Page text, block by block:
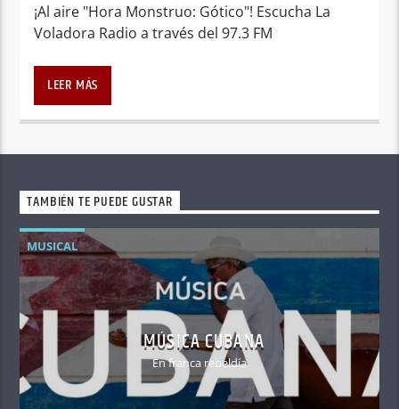
¡Al aire "Hora Monstruo: Gótico"! Escucha La
Voladora Radio a través del 97.3 FM
LEER MÁS
TAMBIÉN TE PUEDE GUSTAR
MUSICAL
MÚSICA CUBANA
En franca rebeldía